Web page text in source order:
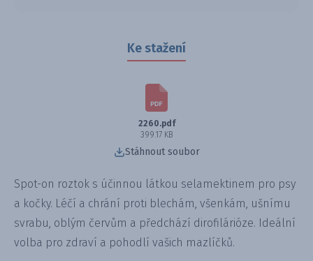
Ke stažení
2260.pdf
399.17 KB
Stáhnout soubor
Spot-on roztok s účinnou látkou selamektinem pro psy
a kočky. Léčí a chrání proti blechám, všenkám, ušnímu
svrabu, oblým červům a předchází dirofilárióze. Ideální
volba pro zdraví a pohodlí vašich mazlíčků.